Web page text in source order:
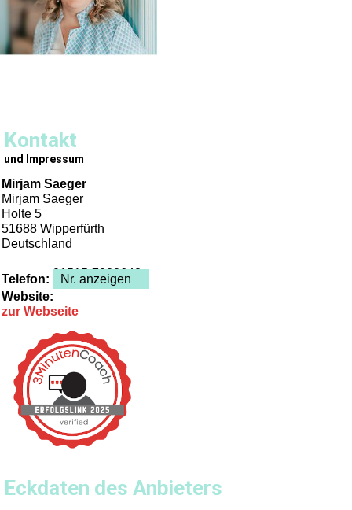
Kontakt
und Impressum
Mirjam Saeger
Mirjam Saeger
Holte 5
51688 Wipperfürth
Deutschland
Telefon: 01515-7222643
Nr. anzeigen
Website:
zur Webseite
Eckdaten des Anbieters